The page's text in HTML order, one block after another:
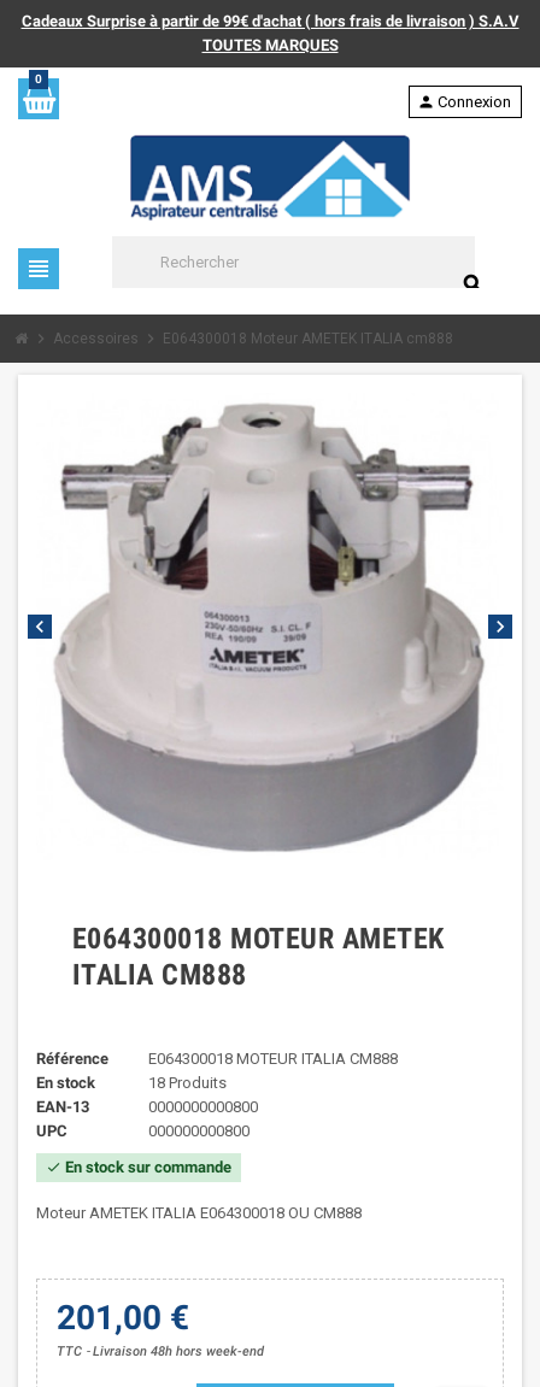
Cadeaux Surprise à partir de 99€ d'achat ( hors frais de livraison ) S.A.V
TOUTES MARQUES
0
view_headline
search
person Connexion
chevron_right Accessoires chevron_right E064300018 Moteur AMETEK ITALIA cm888
chevron_left chevron_right
E064300018 MOTEUR AMETEK
ITALIA CM888
Référence
E064300018 MOTEUR ITALIA CM888
En stock
18 Produits
EAN-13
0000000000800
UPC
000000000800
check En stock sur commande
Moteur AMETEK ITALIA E064300018 OU CM888
201,00 €
TTC Livraison 48h hors week-end